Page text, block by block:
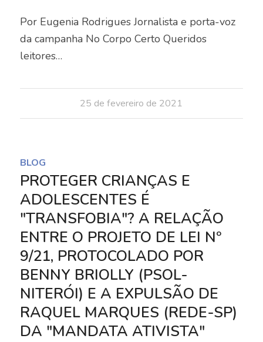
Por Eugenia Rodrigues Jornalista e porta-voz
da campanha No Corpo Certo Queridos
leitores…
25 de fevereiro de 2021
BLOG
PROTEGER CRIANÇAS E
ADOLESCENTES É
"TRANSFOBIA"? A RELAÇÃO
ENTRE O PROJETO DE LEI Nº
9/21, PROTOCOLADO POR
BENNY BRIOLLY (PSOL-
NITERÓI) E A EXPULSÃO DE
RAQUEL MARQUES (REDE-SP)
DA "MANDATA ATIVISTA"